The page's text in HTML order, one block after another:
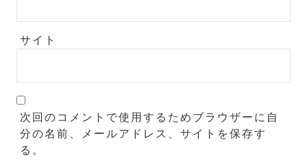
サイト
次回のコメントで使用するためブラウザーに自
分の名前、メールアドレス、サイトを保存す
る。